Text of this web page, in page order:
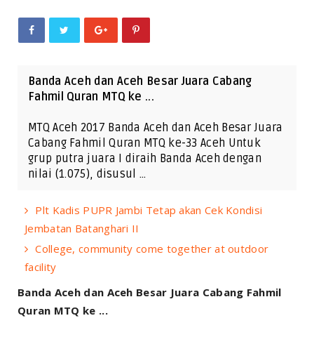
Banda Aceh dan Aceh Besar Juara Cabang
Fahmil Quran MTQ ke ...
MTQ Aceh 2017 Banda Aceh dan Aceh Besar Juara
Cabang Fahmil Quran MTQ ke-33 Aceh Untuk
grup putra juara I diraih Banda Aceh dengan
nilai (1.075), disusul …
Plt Kadis PUPR Jambi Tetap akan Cek Kondisi
Jembatan Batanghari II
College, community come together at outdoor
facility
Banda Aceh dan Aceh Besar Juara Cabang Fahmil
Quran MTQ ke ...